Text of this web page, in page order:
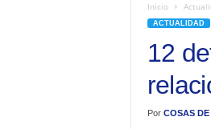
Inicio
ACTUALIDAD
12
Por COSAS